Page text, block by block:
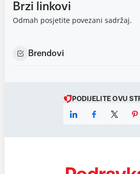
Brzi linkovi
Odmah posjetite povezani sadržaj.
Brendovi
PODIJELITE OVU